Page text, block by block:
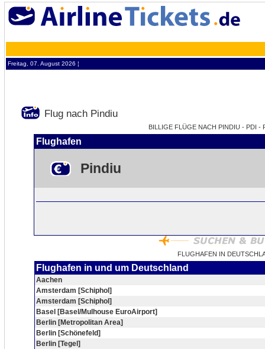
Freitag, 07. August 2026 ¦
Flug nach Pindiu
BILLIGE FLÜGE NACH PINDIU - PDI -
Flughafen
Pindiu
FLUGHAFEN IN
Flughafen in und um Deutschland
Aachen
Amsterdam [Schiphol]
Amsterdam [Schiphol]
Basel [Basel/Mulhouse EuroAirport]
Berlin [Metropolitan Area]
Berlin [Schönefeld]
Berlin [Tegel]